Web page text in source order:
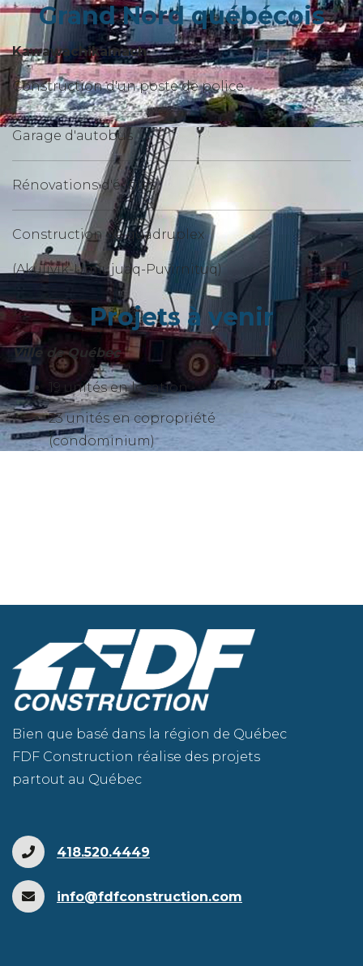
Grand Nord québécois
Kawawachikamach
Construction d'un poste de police
Garage d'autobus
Rénovations d'écoles
Construction de quadruplex
(Akulivik-Umiujuaq-Puvirnituq)
Projets à venir
Ville de Québec
19 unités en location
23 unités en copropriété
(condominium)
Bien que basé dans la région de Québec
FDF Construction réalise des projets
partout au Québec
418.520.4449
info@fdfconstruction.com